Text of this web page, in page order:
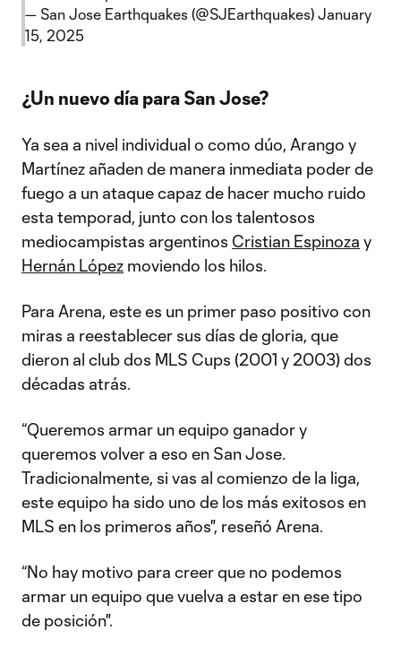
— San Jose Earthquakes (@SJEarthquakes) January
15, 2025
¿Un nuevo día para San Jose?
Ya sea a nivel individual o como dúo, Arango y
Martínez añaden de manera inmediata poder de
fuego a un ataque capaz de hacer mucho ruido
esta temporad, junto con los talentosos
mediocampistas argentinos Cristian Espinoza y
Hernán López moviendo los hilos.
Para Arena, este es un primer paso positivo con
miras a reestablecer sus días de gloria, que
dieron al club dos MLS Cups (2001 y 2003) dos
décadas atrás.
“Queremos armar un equipo ganador y
queremos volver a eso en San Jose.
Tradicionalmente, si vas al comienzo de la liga,
este equipo ha sido uno de los más exitosos en
MLS en los primeros años", reseñó Arena.
“No hay motivo para creer que no podemos
armar un equipo que vuelva a estar en ese tipo
de posición".